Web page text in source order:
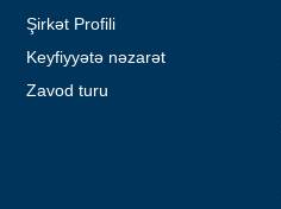
Şirkət Profili
Keyfiyyətə nəzarət
Zavod turu